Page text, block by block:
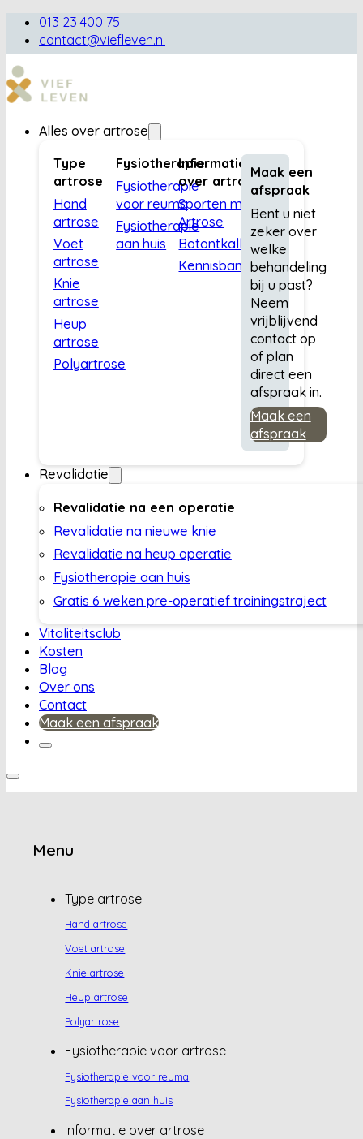
013 23 400 75
contact@viefleven.nl
Alles over artrose
Type
artrose
Hand
artrose
Voet
artrose
Knie
artrose
Heup
artrose
Polyartrose
Fysiotherapie
Fysiotherapie
voor reuma
Fysiotherapie
aan huis
Informatie
over artrose
Sporten met
Artrose
Botontkalking
Kennisbank
Maak een
afspraak
Bent u niet
zeker over
welke
behandeling
bij u past?
Neem
vrijblijvend
contact op
of plan
direct een
afspraak in.
Maak een
afspraak
Revalidatie
Revalidatie na een operatie
Revalidatie na nieuwe knie
Revalidatie na heup operatie
Fysiotherapie aan huis
Gratis 6 weken pre-operatief trainingstraject
Vitaliteitsclub
Kosten
Blog
Over ons
Contact
Maak een afspraak
Menu
Type artrose
Hand artrose
Voet artrose
Knie artrose
Heup artrose
Polyartrose
Fysiotherapie voor artrose
Fysiotherapie voor reuma
Fysiotherapie aan huis
Informatie over artrose